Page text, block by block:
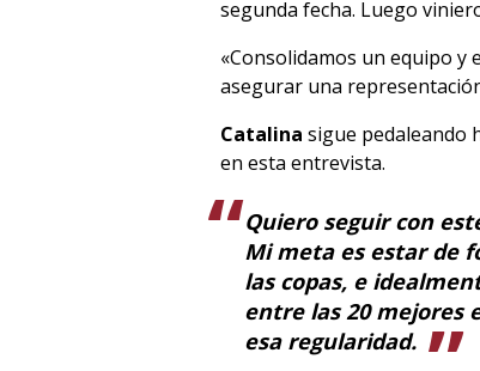
segunda fecha. Luego
«Consolidamos un equipo y
asegurar una
Catalina sigue pedaleando
en esta entrevista.
Quiero seguir con
Mi meta es estar de
las copas, e
entre las 20 mejores
esa regularidad.